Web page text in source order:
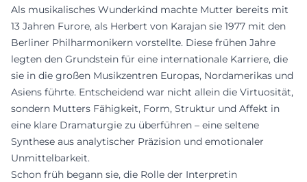
Als musikalisches Wunderkind machte Mutter bereits mit
13 Jahren Furore, als Herbert von Karajan sie 1977 mit den
Berliner Philharmonikern vorstellte. Diese frühen Jahre
legten den Grundstein für eine internationale Karriere, die
sie in die großen Musikzentren Europas, Nordamerikas und
Asiens führte. Entscheidend war nicht allein die Virtuosität,
sondern Mutters Fähigkeit, Form, Struktur und Affekt in
eine klare Dramaturgie zu überführen – eine seltene
Synthese aus analytischer Präzision und emotionaler
Unmittelbarkeit.
Schon früh begann sie, die Rolle der Interpretin